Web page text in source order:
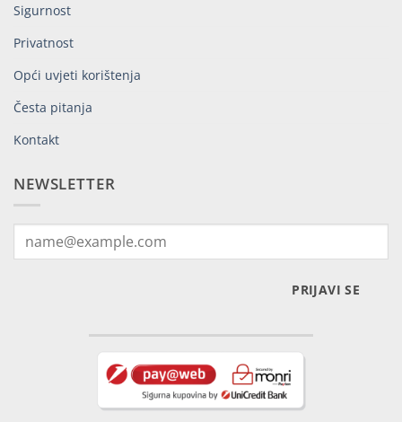
Sigurnost
Privatnost
Opći uvjeti korištenja
Česta pitanja
Kontakt
NEWSLETTER
PRIJAVI SE